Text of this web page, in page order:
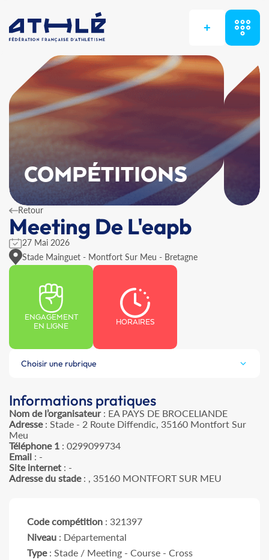
+
COMPÉTITIONS
Retour
Meeting De L'eapb
27 Mai 2026
Stade Mainguet - Montfort Sur Meu - Bretagne
ENGAGEMENT
EN LIGNE
HORAIRES
Choisir une rubrique
Informations pratiques
Nom de l’organisateur: EA PAYS DE BROCELIANDE
Adresse: Stade - 2 Route Diffendic, 35160 Montfort Sur
Meu
Téléphone 1 : 0299099734
Email : -
Site internet : -
Adresse du stade: , 35160 MONTFORT SUR MEU
Code compétition : 321397
Niveau : Départemental
Type: Stade / Meeting - Course - Cross